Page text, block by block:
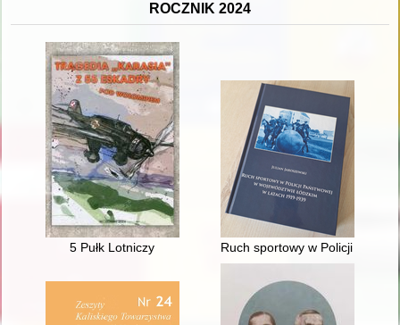
ROCZNIK 2024
5 Pułk Lotniczy Ruch sportowy w Policji